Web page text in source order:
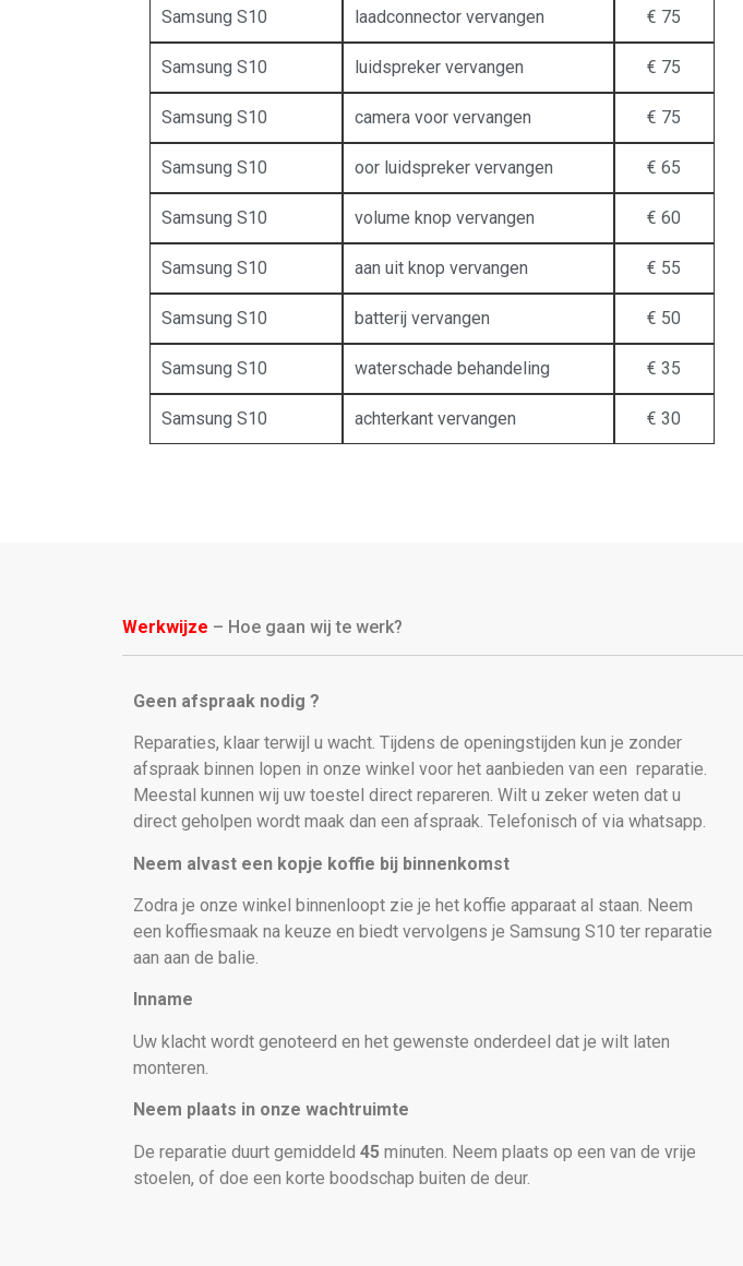
Samsung S10 laadconnector vervangen € 75
Samsung S10 luidspreker vervangen € 75
Samsung S10 camera voor vervangen € 75
Samsung S10 oor luidspreker vervangen € 65
Samsung S10 volume knop vervangen € 60
Samsung S10 aan uit knop vervangen € 55
Samsung S10 batterij vervangen € 50
Samsung S10 waterschade behandeling € 35
Samsung S10 achterkant vervangen € 30
Werkwijze – Hoe gaan wij te werk?
Geen afspraak nodig ?
Reparaties, klaar terwijl u wacht. Tijdens de openingstijden kun je zonder
afspraak binnen lopen in onze winkel voor het aanbieden van een reparatie.
Meestal kunnen wij uw toestel direct repareren. Wilt u zeker weten dat u
direct geholpen wordt maak dan een afspraak. Telefonisch of via whatsapp.
Neem alvast een kopje koffie bij binnenkomst
Zodra je onze winkel binnenloopt zie je het koffie apparaat al staan. Neem
een koffiesmaak na keuze en biedt vervolgens je Samsung S10 ter reparatie
aan aan de balie.
Inname
Uw klacht wordt genoteerd en het gewenste onderdeel dat je wilt laten
monteren.
Neem plaats in onze wachtruimte
De reparatie duurt gemiddeld 45 minuten. Neem plaats op een van de vrije
stoelen, of doe een korte boodschap buiten de deur.